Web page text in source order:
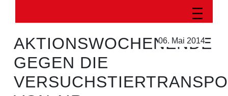
06. Mai 2014
AKTIONSWOCHENENDE
GEGEN DIE